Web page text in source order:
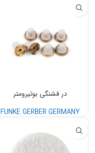
در فشنگی بوتیرومتر
FUNKE GERBER GERMANY